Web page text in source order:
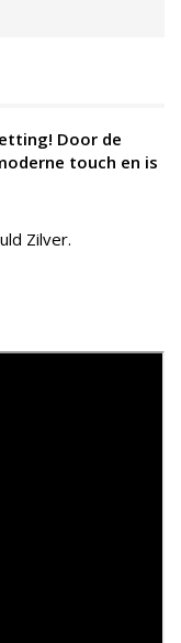
Door de
touch en is
Zilver.